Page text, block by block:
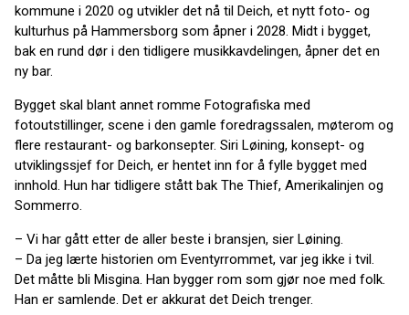
kommune i 2020 og utvikler det nå til Deich, et nytt foto- og
kulturhus på Hammersborg som åpner i 2028. Midt i bygget,
bak en rund dør i den tidligere musikkavdelingen, åpner det en
ny bar.
Bygget skal blant annet romme Fotografiska med
fotoutstillinger, scene i den gamle foredragssalen, møterom og
flere restaurant- og barkonsepter. Siri Løining, konsept- og
utviklingssjef for Deich, er hentet inn for å fylle bygget med
innhold. Hun har tidligere stått bak The Thief, Amerikalinjen og
Sommerro.
– Vi har gått etter de aller beste i bransjen, sier Løining.
– Da jeg lærte historien om Eventyrrommet, var jeg ikke i tvil.
Det måtte bli Misgina. Han bygger rom som gjør noe med folk.
Han er samlende. Det er akkurat det Deich trenger.